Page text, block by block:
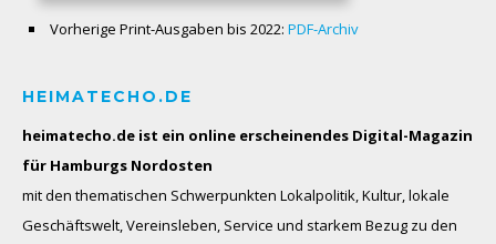
Vorherige Print-Ausgaben bis 2022: PDF-Archiv
HEIMATECHO.DE
heimatecho.de ist ein online erscheinendes Digital-Magazin
für Hamburgs Nordosten
mit den thematischen Schwerpunkten Lokalpolitik, Kultur, lokale
Geschäftswelt, Vereinsleben, Service und starkem Bezug zu den